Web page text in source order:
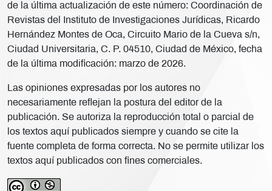
de la última actualización de este número: Coordinación de
Revistas del Instituto de Investigaciones Jurídicas, Ricardo
Hernández Montes de Oca, Circuito Mario de la Cueva s/n,
Ciudad Universitaria, C. P. 04510, Ciudad de México, fecha
de la última modificación: marzo de 2026.
Las opiniones expresadas por los autores no
necesariamente reflejan la postura del editor de la
publicación. Se autoriza la reproducción total o parcial de
los textos aquí publicados siempre y cuando se cite la
fuente completa de forma correcta. No se permite utilizar los
textos aquí publicados con fines comerciales.